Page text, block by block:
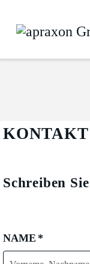
KONTAKT
Schreiben
NAME *